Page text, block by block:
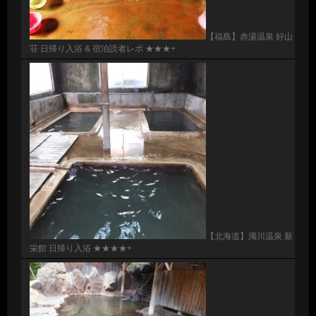
【福島】赤湯温泉 好山
荘 日帰り入浴 & 宿泊読者レポ ★★★+
【北海道】濁川温泉 新
栄館 日帰り入浴 ★★★★+